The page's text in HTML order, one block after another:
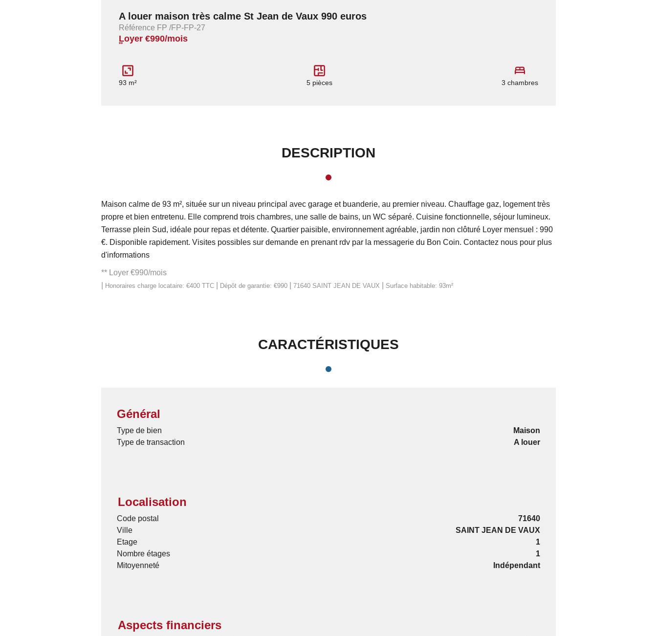
A louer maison très calme St Jean de Vaux 990 euros
Référence FP /FP-FP-27
Loyer €990/mois
**
93 m² 5 pièces 3 chambres
DESCRIPTION
Maison calme de 93 m², située sur un niveau principal avec garage et buanderie, au premier niveau. Chauffage gaz, logement très
propre et bien entretenu. Elle comprend trois chambres, une salle de bains, un WC séparé. Cuisine fonctionnelle, séjour lumineux.
Terrasse plein Sud, idéale pour repas et détente. Quartier paisible, environnement agréable, jardin non clôturé Loyer mensuel : 990
€. Disponible rapidement. Visites possibles sur demande en prenant rdv par la messagerie du Bon Coin. Contactez nous pour plus
d'informations
** Loyer €990/mois
Honoraires charge locataire: €400 TTC Dépôt de garantie: €990 71640 SAINT JEAN DE VAUX Surface habitable: 93m²
CARACTÉRISTIQUES
Général
Type de bien
Maison
Type de transaction
A louer
Localisation
Code postal
71640
Ville
SAINT JEAN DE VAUX
Etage
1
Nombre étages
1
Mitoyenneté
Indépendant
Aspects financiers